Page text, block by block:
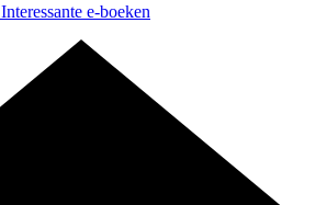
Interessante e-boeken